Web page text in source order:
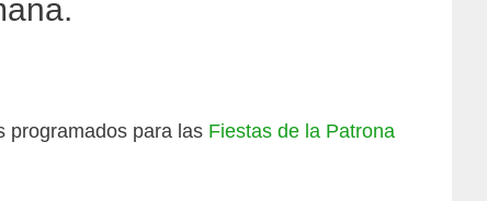
programados para las Fiestas de la Patrona